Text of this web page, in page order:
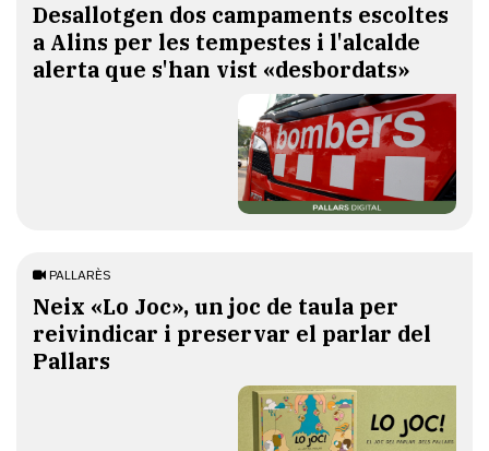
​Desallotgen dos campaments escoltes
a Alins per les tempestes i l'alcalde
alerta que s'han vist «desbordats»
PALLARÈS
​Neix «Lo Joc», un joc de taula per
reivindicar i preservar el parlar del
Pallars